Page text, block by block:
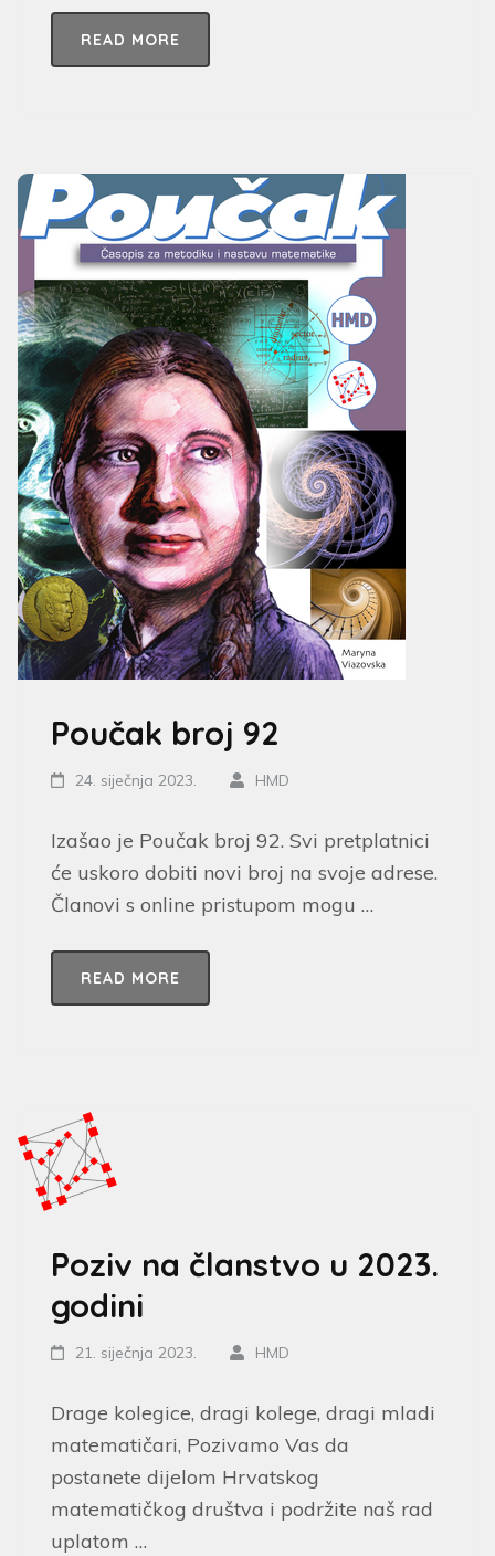
READ MORE
Poučak broj 92
24. siječnja 2023. HMD
Izašao je Poučak broj 92. Svi pretplatnici
će uskoro dobiti novi broj na svoje adrese.
Članovi s online pristupom mogu …
READ MORE
Poziv na članstvo u 2023.
godini
21. siječnja 2023. HMD
Drage kolegice, dragi kolege, dragi mladi
matematičari, Pozivamo Vas da
postanete dijelom Hrvatskog
matematičkog društva i podržite naš rad
uplatom …